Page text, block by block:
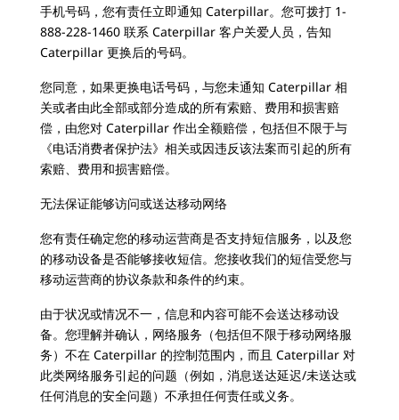
手机号码，您有责任立即通知 Caterpillar。您可拨打 1-
888-228-1460 联系 Caterpillar 客户关爱人员，告知
Caterpillar 更换后的号码。
您同意，如果更换电话号码，与您未通知 Caterpillar 相
关或者由此全部或部分造成的所有索赔、费用和损害赔
偿，由您对 Caterpillar 作出全额赔偿，包括但不限于与
《电话消费者保护法》相关或因违反该法案而引起的所有
索赔、费用和损害赔偿。
无法保证能够访问或送达移动网络
您有责任确定您的移动运营商是否支持短信服务，以及您
的移动设备是否能够接收短信。您接收我们的短信受您与
移动运营商的协议条款和条件的约束。
由于状况或情况不一，信息和内容可能不会送达移动设
备。您理解并确认，网络服务（包括但不限于移动网络服
务）不在 Caterpillar 的控制范围内，而且 Caterpillar 对
此类网络服务引起的问题（例如，消息送达延迟/未送达或
任何消息的安全问题）不承担任何责任或义务。